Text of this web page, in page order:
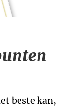
beste kan,